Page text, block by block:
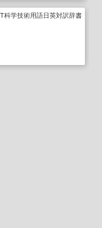
科学技術用語日英対訳辞書